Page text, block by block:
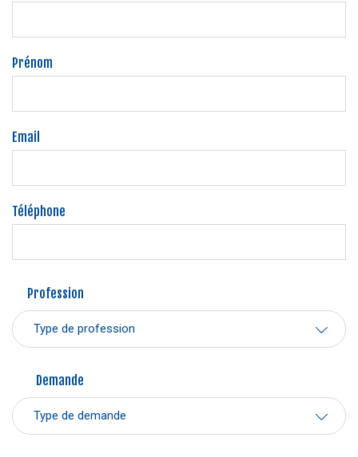
Prénom
Email
Téléphone
Profession
Profession
Type de profession
Demande
Demande
Type de demande